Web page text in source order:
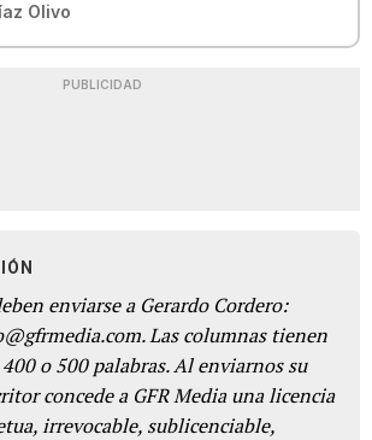
Olivo
PUBLICIDAD
enviarse a Gerardo Cordero:
Las columnas tienen
o 500 palabras. Al enviarnos su
concede a GFR Media una licencia
irrevocable, sublicenciable,